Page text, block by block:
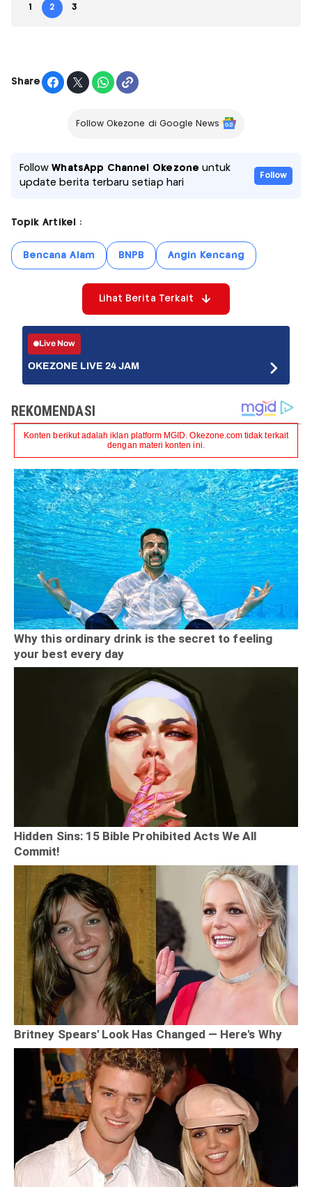
1 2 3
Share
Follow Okezone di Google News
FollowWhatsApp Channel Okezone untuk
update berita terbaru setiap hari
Follow
Topik Artikel :
Bencana Alam BNPB Angin Kencang
Lihat Berita Terkait
Live Now
OKEZONE LIVE 24 JAM